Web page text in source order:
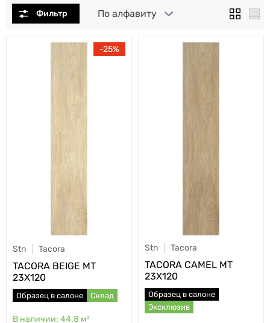
По алфавиту
25
Stn Tacora
TACORA BEIGE MT
23X120
Образец в салоне Склад
44.8 м²
Stn Tacora
TACORA CAMEL MT
23X120
Образец в салоне
Эксклюзив